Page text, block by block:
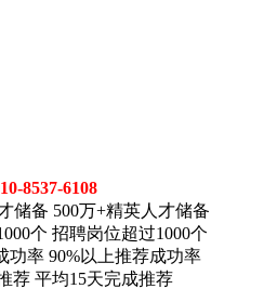
8537-6108
500万+精英人才储备
招聘岗位超过1000个
90%以上推荐成功率
平均15天完成推荐